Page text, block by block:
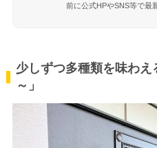
前に公式HPやSNS等で最
少しずつ多種類を味わ
～」